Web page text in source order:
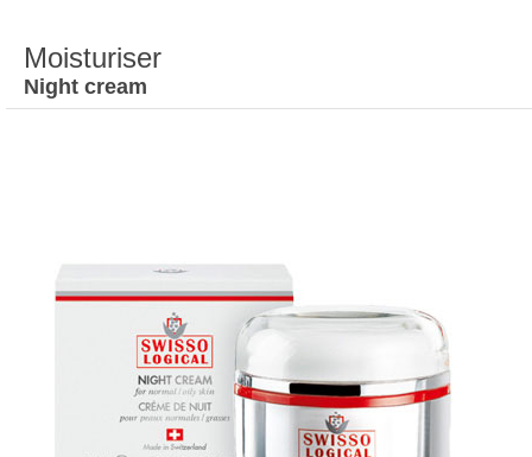
Moisturiser
Night cream